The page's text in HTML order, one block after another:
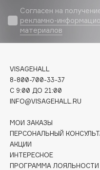
DARLING*
Darphin
Dessange
Dior
Divage
Dolomit
Dorco
DP Daily Perfection
Dr. Vranjes Firenze
Согласен на
рекламно-
материалов
VISAGEHALL
8-800-700-33-37
C 9:00 ДО 21:00
INFO@VISAGEHALL.RU
МОИ ЗАКАЗЫ
ПЕРСОНАЛЬНЫЙ
АКЦИИ
ИНТЕРЕСНОЕ
ПРОГРАММА ЛОЯЛЬНОСТИ